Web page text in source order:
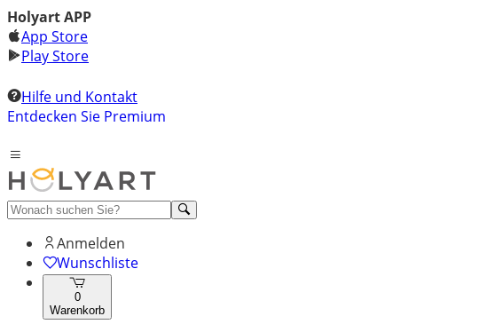
Holyart APP
App Store
Play Store
Hilfe und Kontakt
Entdecken Sie Premium
Anmelden
Wunschliste
0
Warenkorb